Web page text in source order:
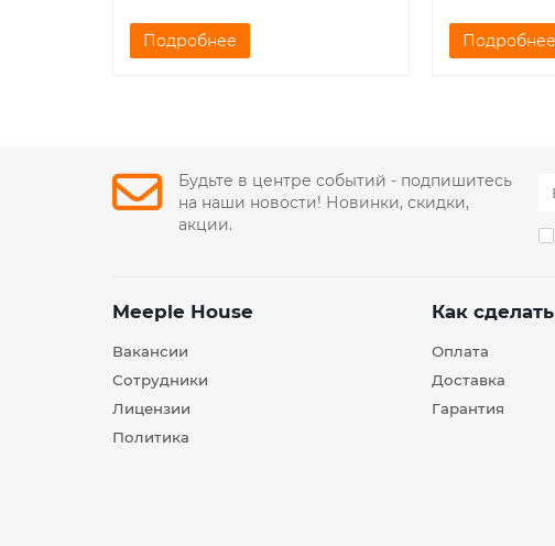
Подробнее Подробнее
Будьте в центре событий - подпишитесь
на наши новости! Новинки, скидки,
акции.
Meeple House
Вакансии
Сотрудники
Лицензии
Политика
Как
Оплата
Доставка
Гарантия